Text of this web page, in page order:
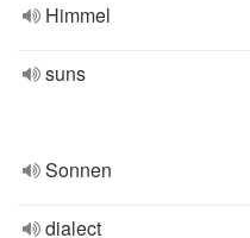
Himmel
suns
Sonnen
dialect